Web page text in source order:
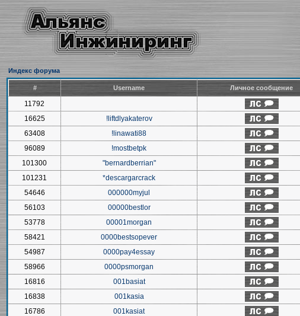
Индекс форума
# Username Личное сообщение
11792
16625
!liftdlyakaterov
63408
!linawati88
96089
!mostbetpk
101300
"bernardberrian"
101231
*descargarcrack
54646
000000myjul
56103
00000bestlor
53778
00001morgan
58421
0000bestsopever
54987
0000pay4essay
58966
0000psmorgan
16816
001basiat
16838
001kasia
16786
001kasiat